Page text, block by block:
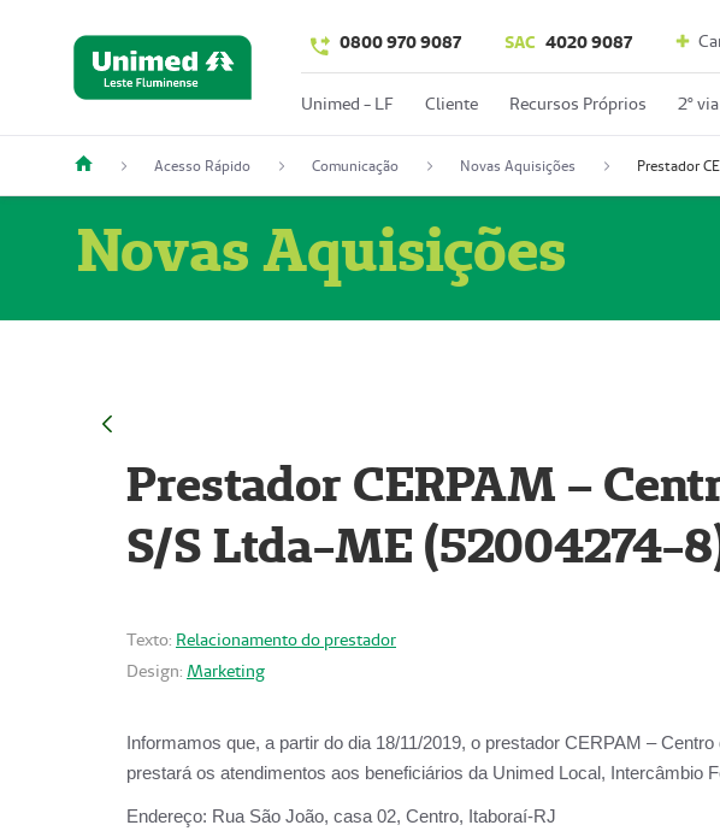
0800 970 9087 SAC 4020 9087
Unimed - LF Cliente Recursos Próprios 2º
Acesso Rápido Comunicação Novas Aquisições
Novas Aquisições
Prestador CERPAM –
S/S Ltda-ME (52004274-
Texto: Relacionamento do prestador
Design: Marketing
Informamos que, a partir do dia 18/11/2019, o prestador CERPAM – Centro
prestará os atendimentos aos beneficiários da Unimed Local, Intercâmbio
Endereço: Rua São João, casa 02, Centro, Itaboraí-RJ